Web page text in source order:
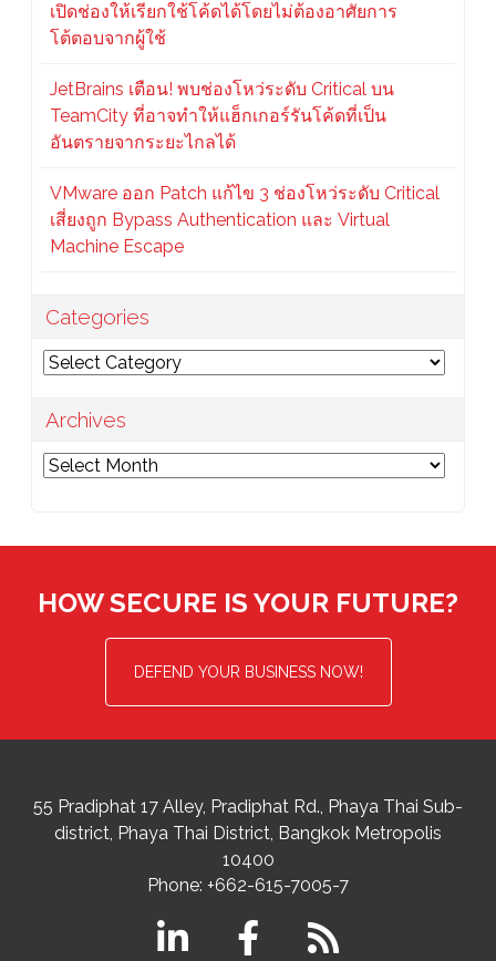
เปิดช่องให้เรียกใช้โค้ดได้โดยไม่ต้องอาศัยการ
โต้ตอบจากผู้ใช้
JetBrains เตือน! พบช่องโหว่ระดับ Critical บน
TeamCity ที่อาจทำให้แฮ็กเกอร์รันโค้ดที่เป็น
อันตรายจากระยะไกลได้
VMware ออก Patch แก้ไข 3 ช่องโหว่ระดับ Critical
เสี่ยงถูก Bypass Authentication และ Virtual
Machine Escape
Categories
Categories
Archives
Archives
HOW SECURE IS YOUR FUTURE?
DEFEND YOUR BUSINESS NOW!
55 Pradiphat 17 Alley, Pradiphat Rd., Phaya Thai Sub-
district Phaya Thai District, Bangkok Metropolis
10400
Phone: +662-615-7005-7